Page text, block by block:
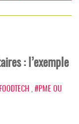
: l’exemple
#PME OU